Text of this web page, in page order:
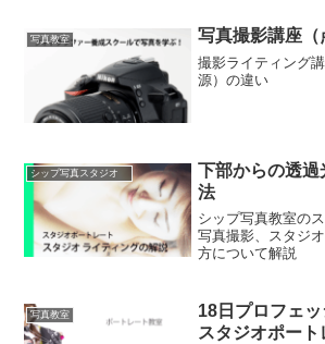
写真教室 写真撮影講座（
撮影ライティング
源）の違い
シップ写真スタジオ
下部からの透
法
シップ写真教室の
写真撮影、スタジ
方について解説
写真教室
18日プロフェ
スタジオポート